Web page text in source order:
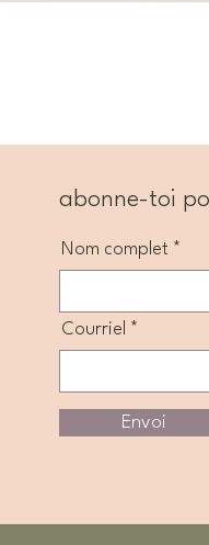
abonne-toi
Nom complet
Courriel
Envoi